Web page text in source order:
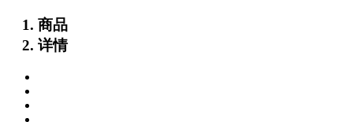
商品
详情